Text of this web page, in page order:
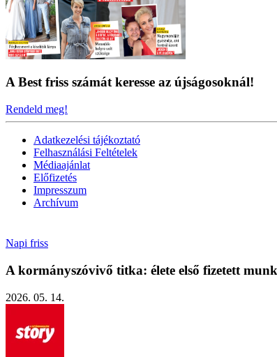
A Best friss számát keresse az újságosoknál!
Rendeld meg!
Adatkezelési tájékoztató
Felhasználási Feltételek
Médiaajánlat
Előfizetés
Impresszum
Archívum
Napi friss
A kormányszóvivő titka: élete első fizetett
2026. 05. 14.